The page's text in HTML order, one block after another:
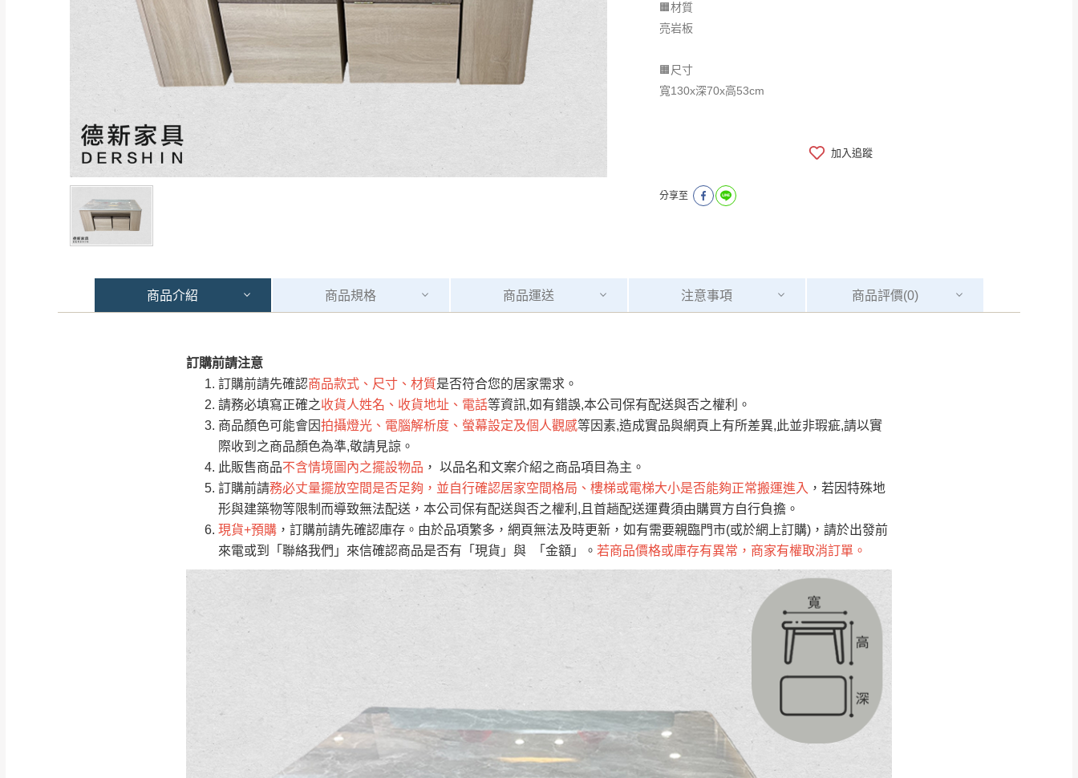
🟧材質
亮岩板
🟧尺寸
寬130x深70x高53cm
加入追蹤
分享至
商品介紹 商品規格 商品運送 注意事項 商品評價(0)
訂購前請注意
訂購前請先確認商品款式、尺寸、材質是否符合您的居家需求。
請務必填寫正確之收貨人姓名、收貨地址、電話等資訊,如有錯誤,本公司保有配送與否之權利。
商品顏色可能會因拍攝燈光、電腦解析度、螢幕設定及個人觀感等因素,造成實品與網頁上有所差異,此並非瑕疵,請以實
際收到之商品顏色為準,敬請見諒。
此販售商品不含情境圖內之擺設物品 ， 以品名和文案介紹之商品項目為主。
訂購前請務必丈量擺放空間是否足夠，並自行確認居家空間格局、樓梯或電梯大小是否能夠正常搬運進入 ，若因特殊地
形與建築物等限制而導致無法配送，本公司保有配送與否之權利,且首趟配送運費須由購買方自行負擔。
現貨+預購 ，訂購前請先確認庫存。由於品項繁多，網頁無法及時更新，如有需要親臨門市(或於網上訂購)，請於出發前
來電或到「聯絡我們」來信確認商品是否有「現貨」與 「金額」。 若商品價格或庫存有異常，商家有權取消訂單。
運 費 說 明
運送地區
桃園
免 運 費
＊A108產品另收運費
復興鄉
新竹
峨眉鄉、五峰鄉、橫山、北埔鄉、尖石
鄉、寶山鄉山區、新埔山區、芎林山區、
關西 玉山里
雙溪、貢寮、烏來、平溪、九份、石
門、林口 下福里、新店山區、三峽山區、
石碇、坪林、福隆、淡水山區、北投湖山
路、深坑山區
$ 9,000以上：免運費
注意事項：
由於品項繁多，網頁無法及時更新，如有需要購買商品，請於出發前來電或到「官方Line客服」來信確
認商品是否有「現貨」與 「金額」。
若商品價格或庫存有異常，商家有權取消訂單。
接單後二日內(不含例假日)，我們客服會與您電話聯絡或E-Mail通知確認訂單。
（線上客服 LINE → @dershin）
下單前先詢問是否現貨，若未詢問下單後無現貨我們客服會再來電或E-Mail與您聯絡
（洽詢方式請搜尋 Line ID → @dershin）
運送範圍：限定北至基隆，南至苗栗，偏遠地區恕無法提供運送 (詳見運送規章)。
苗栗至基隆；其它地區暫不開放，如因特殊地型限制(山區、鄉、鎮、村)、樓梯太小、無法搬運上樓等因
保護物流人員的工作安全，賣家無提供吊掛服務，若需以吊車或其他的吊掛方式吊運，費用將由買方自
因大型傢俱有組裝、配送的問題，並非一般快速到貨商品，無法指定特定時間送達，司機當天到貨前皆
會再與您通知，讓你不用整天在家等貨，以節省您的寶貴時間。
由於百貨公司配送較為不易，故暫無法配送至百貨公司內部。
全部 依評論高至低排列 依評論低至高排列 只顯示附上圖片